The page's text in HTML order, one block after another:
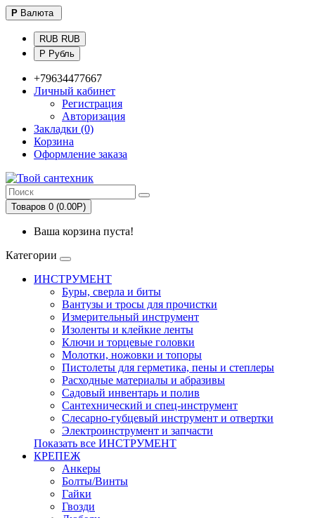
Р Валюта
RUB RUB
Р Рубль
+79634477667
Личный кабинет
Регистрация
Авторизация
Закладки (0)
Корзина
Оформление заказа
Товаров 0 (0.00Р)
Ваша корзина пуста!
Категории
ИНСТРУМЕНТ
Буры, сверла и биты
Вантузы и тросы для прочистки
Измерительный инструмент
Изоленты и клейкие ленты
Ключи и торцевые головки
Молотки, ножовки и топоры
Пистолеты для герметика, пены и степлеры
Расходные материалы и абразивы
Садовый инвентарь и полив
Сантехнический и спец-инструмент
Слесарно-губцевый инструмент и отвертки
Электроинструмент и запчасти
Показать все ИНСТРУМЕНТ
КРЕПЕЖ
Анкеры
Болты/Винты
Гайки
Гвозди